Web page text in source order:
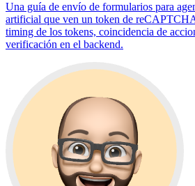
Una guía de envío de formularios para
artificial que ven un token de
timing de los tokens, coincidencia de
verificación en el backend.